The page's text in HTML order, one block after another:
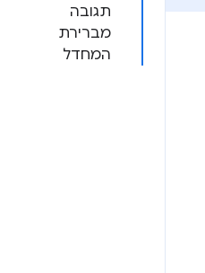
תגובה
מברירת
המחדל